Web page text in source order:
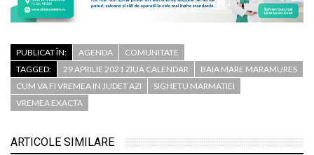
PUBLICAT ÎN: AGENDA
COMUNITATE
TAGGED:
29 APRILIE 2021 ZIUA CALENDAR
BAIA MARE MARAMURES
CUM VA FI VREMEA IN JUDET AZI
SIGHETU MARMATIEI
VREMEA EXACTA
ARTICOLE SIMILARE